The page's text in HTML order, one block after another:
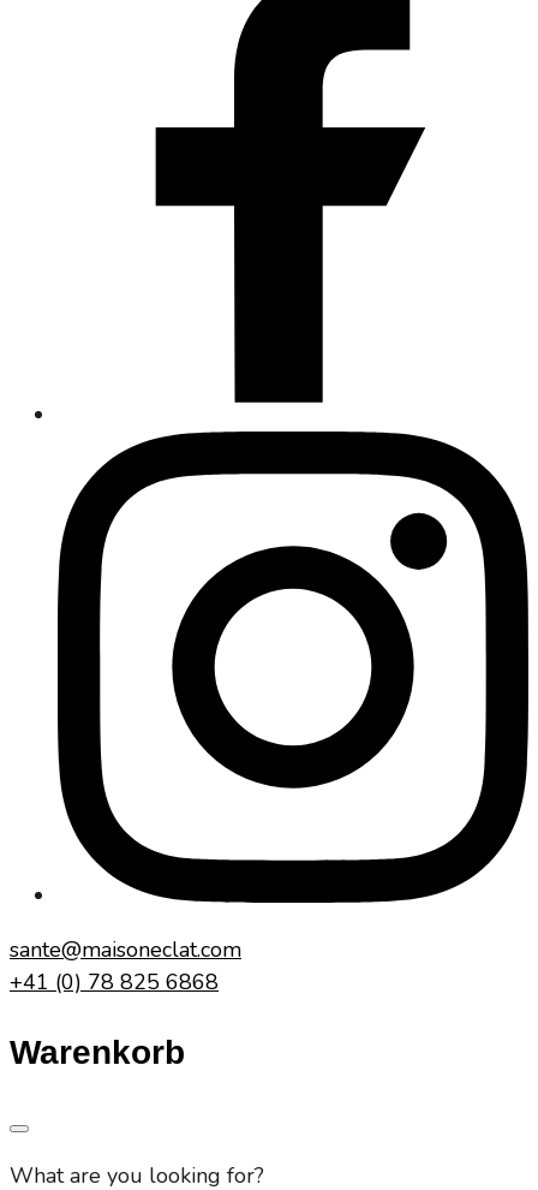
sante@maisoneclat.com
+41 (0) 78 825 6868
Warenkorb
What are you looking for?